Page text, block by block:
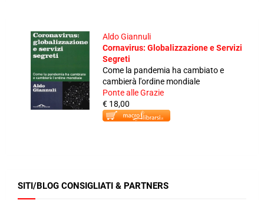
Aldo Giannuli
Cornavirus: Globalizzazione e Servizi
Segreti
Come la pandemia ha cambiato e
cambierà l'ordine mondiale
Ponte alle Grazie
€ 18,00
SITI/BLOG CONSIGLIATI & PARTNERS